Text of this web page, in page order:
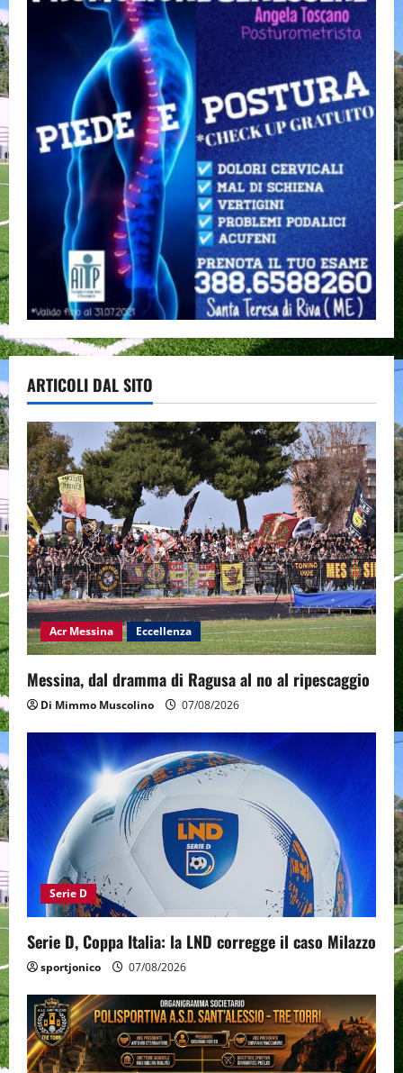
ARTICOLI DAL SITO
Acr Messina Eccellenza
Messina, dal dramma di Ragusa al no al ripescaggio
Di Mimmo Muscolino 07/08/2026
Serie D
Serie D, Coppa Italia: la LND corregge il caso Milazzo
sportjonico 07/08/2026